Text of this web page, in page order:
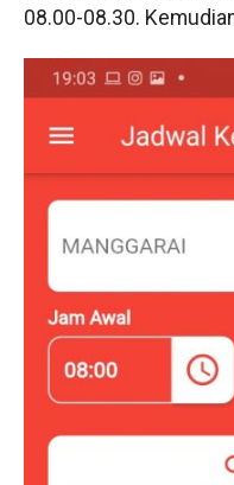
08.00-08.30.